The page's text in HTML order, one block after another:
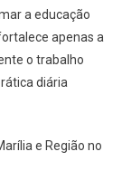
a educação
apenas a
o trabalho
diária
e Região no